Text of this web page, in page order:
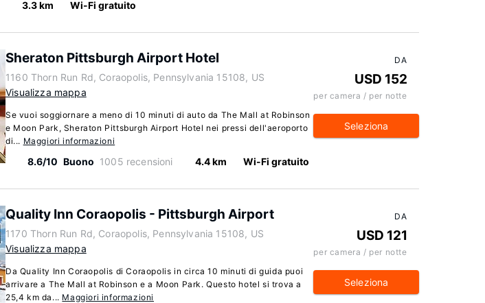
3.3 km Wi-Fi gratuito
Sheraton Pittsburgh Airport Hotel
1160 Thorn Run Rd, Coraopolis, Pennsylvania 15108, US
Visualizza mappa
Se vuoi soggiornare a meno di 10 minuti di auto da The Mall at Robinson
e Moon Park, Sheraton Pittsburgh Airport Hotel nei pressi dell'aeroporto
di... Maggiori informazioni
8.6/10 Buono 1005 recensioni 4.4 km Wi-Fi gratuito
DA
USD 152
per camera / per notte
Seleziona
Quality Inn Coraopolis - Pittsburgh Airport
1170 Thorn Run Rd, Coraopolis, Pennsylvania 15108, US
Visualizza mappa
Da Quality Inn Coraopolis di Coraopolis in circa 10 minuti di guida puoi
arrivare a The Mall at Robinson e a Moon Park. Questo hotel si trova a
25,4 km da... Maggiori informazioni
DA
USD 121
per camera / per notte
Seleziona